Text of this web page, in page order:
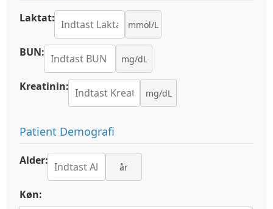
Laktat: mmol/L
BUN: mg/dL
Kreatinin: mg/dL
Patient Demografi
Alder: år
Køn: